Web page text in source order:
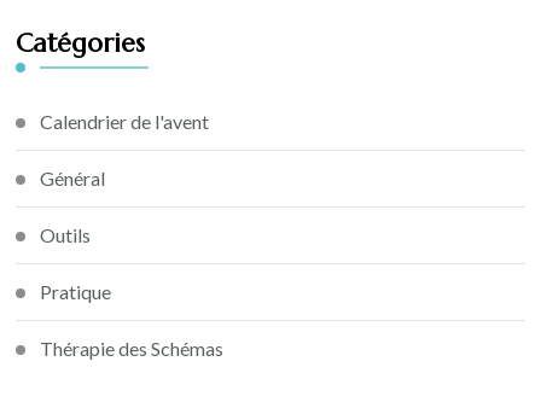
Catégories
Calendrier de l'avent
Général
Outils
Pratique
Thérapie des Schémas